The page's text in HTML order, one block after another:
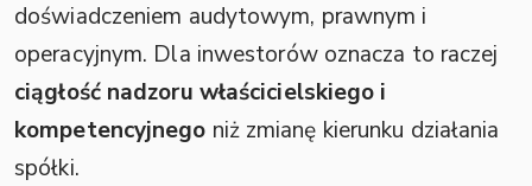
doświadczeniem audytowym, prawnym i
operacyjnym. Dla inwestorów oznacza to raczej
ciągłość nadzoru właścicielskiego i
kompetencyjnego niż zmianę kierunku działania
spółki.